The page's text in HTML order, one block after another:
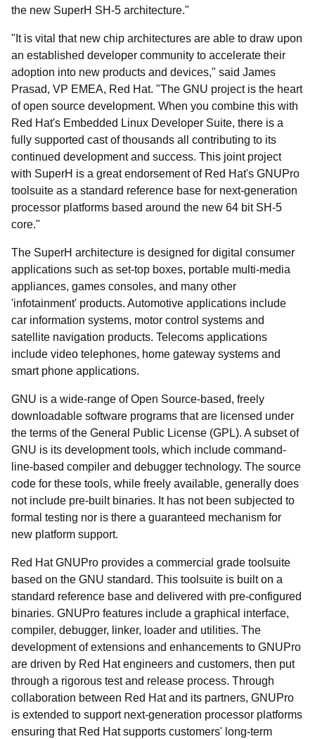
the new SuperH SH-5 architecture."
"It is vital that new chip architectures are able to draw upon
an established developer community to accelerate their
adoption into new products and devices," said James
Prasad, VP EMEA, Red Hat. "The GNU project is the heart
of open source development. When you combine this with
Red Hat's Embedded Linux Developer Suite, there is a
fully supported cast of thousands all contributing to its
continued development and success. This joint project
with SuperH is a great endorsement of Red Hat's GNUPro
toolsuite as a standard reference base for next-generation
processor platforms based around the new 64 bit SH-5
core."
The SuperH architecture is designed for digital consumer
applications such as set-top boxes, portable multi-media
appliances, games consoles, and many other
'infotainment' products. Automotive applications include
car information systems, motor control systems and
satellite navigation products. Telecoms applications
include video telephones, home gateway systems and
smart phone applications.
GNU is a wide-range of Open Source-based, freely
downloadable software programs that are licensed under
the terms of the General Public License (GPL). A subset of
GNU is its development tools, which include command-
line-based compiler and debugger technology. The source
code for these tools, while freely available, generally does
not include pre-built binaries. It has not been subjected to
formal testing nor is there a guaranteed mechanism for
new platform support.
Red Hat GNUPro provides a commercial grade toolsuite
based on the GNU standard. This toolsuite is built on a
standard reference base and delivered with pre-configured
binaries. GNUPro features include a graphical interface,
compiler, debugger, linker, loader and utilities. The
development of extensions and enhancements to GNUPro
are driven by Red Hat engineers and customers, then put
through a rigorous test and release process. Through
collaboration between Red Hat and its partners, GNUPro
is extended to support next-generation processor platforms
ensuring that Red Hat supports customers' long-term